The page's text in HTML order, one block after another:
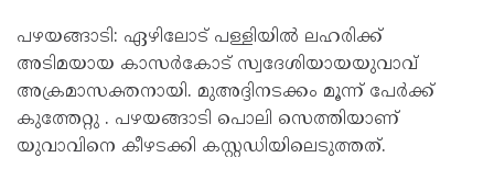
പഴയങ്ങാടി: ഏഴിലോട് പള്ളിയില്‍ ലഹരിക്ക്
അടിമയായ കാസർകോട് സ്വദേശിയായയുവാവ്
അക്രമാസക്തനായി. മുഅദ്ദിനടക്കം മൂന്ന് പേര്‍ക്ക്
കുത്തേറ്റു . പഴയങ്ങാടി പൊലി സെത്തിയാണ്
യുവാവിനെ കീഴടക്കി കസ്റ്റഡിയിലെടുത്തത്.